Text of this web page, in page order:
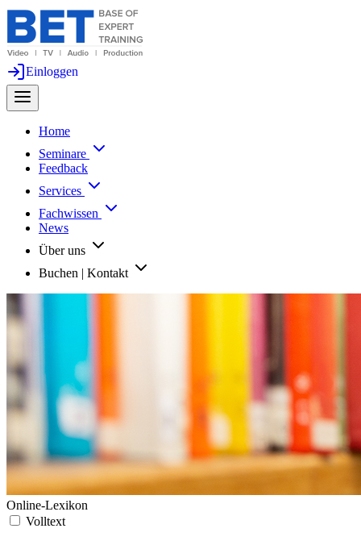
Einloggen
Home
Seminare
Feedback
Services
Fachwissen
News
Über uns
Buchen | Kontakt
Online-Lexikon
Volltext